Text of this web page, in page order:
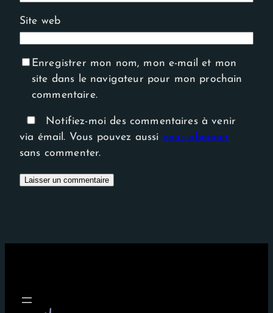
Site web
Enregistrer mon nom, mon e-mail et mon
site dans le navigateur pour mon prochain
commentaire.
Notifiez-moi des commentaires à venir
via émail. Vous pouvez aussi vous abonner
sans commenter.